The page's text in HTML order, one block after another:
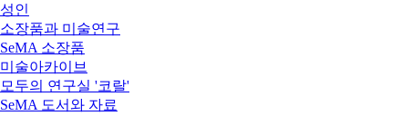
성인
소장품과 미술연구
SeMA 소장품
미술아카이브
모두의 연구실 '코랄'
SeMA 도서와 자료